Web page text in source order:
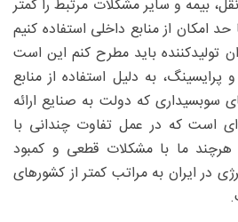
بیمه و سایر مشکلات مرتبط را کمتر
حد امکان از منابع داخلی استفاده کنیم
تولیدکننده باید مطرح کنم این است
به دلیل استفاده از منابع
سوبسیداری که دولت به صنایع ارائه
است که در عمل تفاوت چندانی با
هرچند ما با مشکلات قطعی و کمبود
در ایران به مراتب کمتر از کشورهای